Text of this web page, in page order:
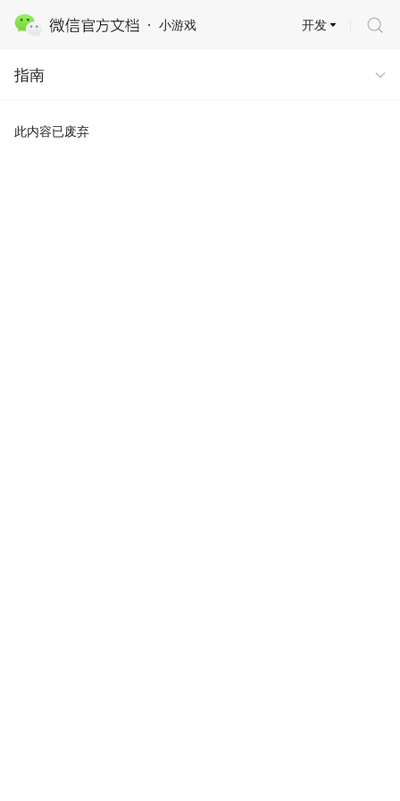
小游戏
指南
开发
指南
此内容已废弃